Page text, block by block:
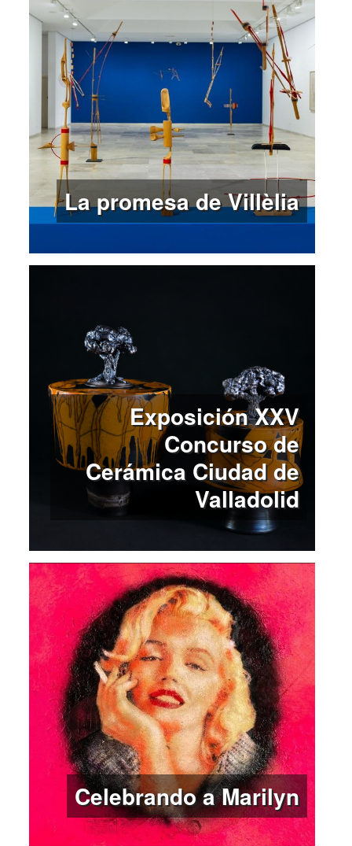
La promesa de Villèlia
Exposición XXV
Concurso de
Cerámica Ciudad de
Valladolid
Celebrando a Marilyn